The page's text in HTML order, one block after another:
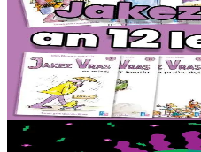
Jakez Vras - Dastumad
Ur rummad 12 istor bihan aes da
Jakez Vras, ur ramz tost d’ar
gant ur c’heriaoueg diazez....
Er stok44,00 €
2 vloaz hag ouzhpenn
TES